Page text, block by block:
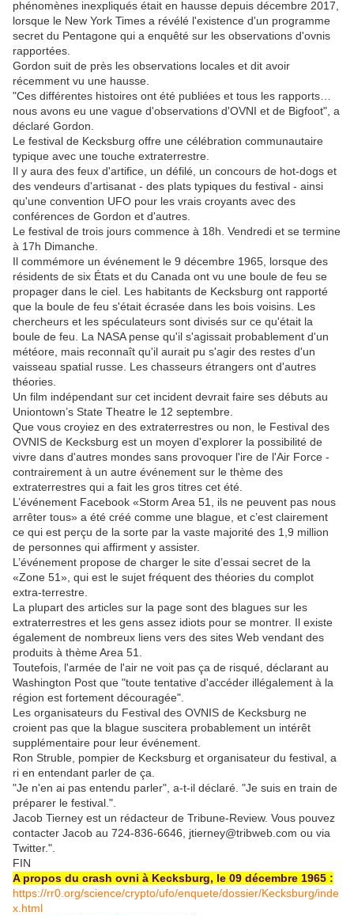
phénomènes inexpliqués était en hausse depuis décembre 2017,
lorsque le New York Times a révélé l'existence d'un programme
secret du Pentagone qui a enquêté sur les observations d'ovnis
rapportées.
Gordon suit de près les observations locales et dit avoir
récemment vu une hausse.
"Ces différentes histoires ont été publiées et tous les rapports…
nous avons eu une vague d'observations d'OVNI et de Bigfoot", a
déclaré Gordon.
Le festival de Kecksburg offre une célébration communautaire
typique avec une touche extraterrestre.
Il y aura des feux d'artifice, un défilé, un concours de hot-dogs et
des vendeurs d'artisanat - des plats typiques du festival - ainsi
qu'une convention UFO pour les vrais croyants avec des
conférences de Gordon et d'autres.
Le festival de trois jours commence à 18h. Vendredi et se termine
à 17h Dimanche.
Il commémore un événement le 9 décembre 1965, lorsque des
résidents de six États et du Canada ont vu une boule de feu se
propager dans le ciel. Les habitants de Kecksburg ont rapporté
que la boule de feu s'était écrasée dans les bois voisins. Les
chercheurs et les spéculateurs sont divisés sur ce qu'était la
boule de feu. La NASA pense qu'il s'agissait probablement d'un
météore, mais reconnaît qu'il aurait pu s'agir des restes d'un
vaisseau spatial russe. Les chasseurs étrangers ont d'autres
théories.
Un film indépendant sur cet incident devrait faire ses débuts au
Uniontown’s State Theatre le 12 septembre.
Que vous croyiez en des extraterrestres ou non, le Festival des
OVNIS de Kecksburg est un moyen d'explorer la possibilité de
vivre dans d'autres mondes sans provoquer l'ire de l'Air Force -
contrairement à un autre événement sur le thème des
extraterrestres qui a fait les gros titres cet été.
L’événement Facebook «Storm Area 51, ils ne peuvent pas nous
arrêter tous» a été créé comme une blague, et c’est clairement
ce qui est perçu de la sorte par la vaste majorité des 1,9 million
de personnes qui affirment y assister.
L’événement propose de charger le site d’essai secret de la
«Zone 51», qui est le sujet fréquent des théories du complot
extra-terrestre.
La plupart des articles sur la page sont des blagues sur les
extraterrestres et les gens assez idiots pour se montrer. Il existe
également de nombreux liens vers des sites Web vendant des
produits à thème Area 51.
Toutefois, l'armée de l'air ne voit pas ça de risqué, déclarant au
Washington Post que "toute tentative d'accéder illégalement à la
région est fortement découragée".
Les organisateurs du Festival des OVNIS de Kecksburg ne
croient pas que la blague suscitera probablement un intérêt
supplémentaire pour leur événement.
Ron Struble, pompier de Kecksburg et organisateur du festival, a
ri en entendant parler de ça.
"Je n'en ai pas entendu parler", a-t-il déclaré. "Je suis en train de
préparer le festival.".
Jacob Tierney est un rédacteur de Tribune-Review. Vous pouvez
contacter Jacob au 724-836-6646, jtierney@tribweb.com ou via
Twitter.".
FIN
A propos du crash ovni à Kecksburg, le 09 décembre 1965 :
https://rr0.org/science/crypto/ufo/enquete/dossier/Kecksburg/inde
x.html